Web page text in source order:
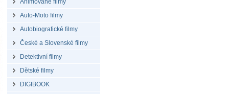
Animované filmy
Auto-Moto filmy
Autobiografické filmy
České a Slovenské filmy
Detektivní filmy
Dětské filmy
DIGIBOOK